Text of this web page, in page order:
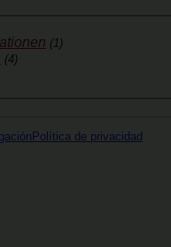
(1)
(4)
Política de privacidad